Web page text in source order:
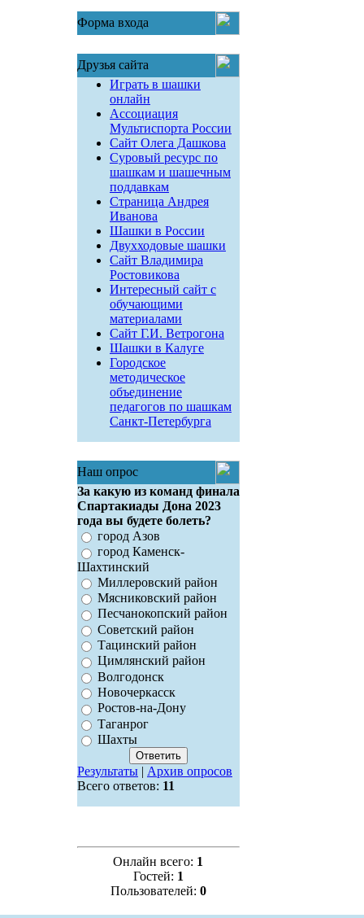
Форма входа
Друзья сайта
Играть в шашки
онлайн
Ассоциация
Мультиспорта России
Сайт Олега Дашкова
Суровый ресурс по
шашкам и шашечным
поддавкам
Страница Андрея
Иванова
Шашки в России
Двухходовые шашки
Сайт Владимира
Ростовикова
Интересный сайт с
обучающими
материалами
Сайт Г.И. Ветрогона
Шашки в Калуге
Городское
методическое
объединение
педагогов по шашкам
Санкт-Петербурга
Наш опрос
За какую из команд финала
Спартакиады Дона 2023
года вы будете болеть?
город Азов
город Каменск-
Шахтинский
Миллеровский район
Мясниковский район
Песчанокопский район
Советский район
Тацинский район
Цимлянский район
Волгодонск
Новочеркасск
Ростов-на-Дону
Таганрог
Шахты
Результаты| Архив опросов
Всего ответов: 11
Онлайн всего: 1
Гостей: 1
Пользователей: 0